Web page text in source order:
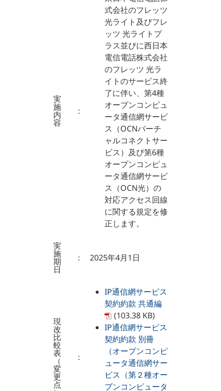
実
施
内
容
：
式会社のフレッツ
光ライト及びフレ
ッツ 光ライトプ
ラス並びに西日本
電信電話株式会社
のフレッツ 光ラ
イトのサービス終
了に伴い、第4種
オープンコンピュ
ータ通信網サービ
ス（OCNバーチ
ャルコネクトサー
ビス）及び第6種
オープンコンピュ
ータ通信網サービ
ス（OCN光）の
対応アクセス回線
に関する規定を修
正します。
実
施
期
日
： 2025年4月1日
現
改
比
較
表
（
変
更
点
：
IP通信網サービス
契約約款 共通編
(103.38 KB)
IP通信網サービス
契約約款 別冊
（オープンコンピ
ュータ通信網サー
ビス（第２種オー
プンコンピュータ